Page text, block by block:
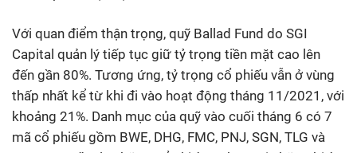
Với quan điểm thận trọng, quỹ Ballad Fund do SGI
Capital quản lý tiếp tục giữ tỷ trọng tiền mặt cao lên
đến gần 80%. Tương ứng, tỷ trọng cổ phiếu vẫn ở vùng
thấp nhất kể từ khi đi vào hoạt động tháng 11/2021, với
khoảng 21%. Danh mục của quỹ vào cuối tháng 6 có 7
mã cổ phiếu gồm BWE, DHG, FMC, PNJ, SGN, TLG và